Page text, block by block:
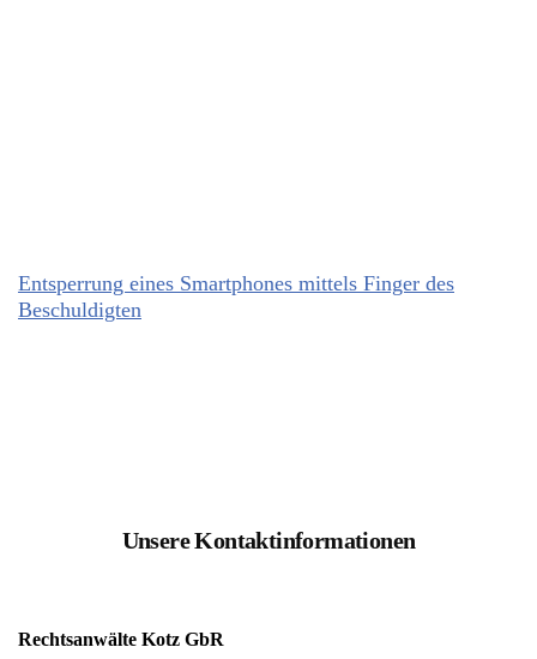
Entsperrung eines Smartphones mittels Finger des
Beschuldigten
Unsere Kontaktinformationen
Rechtsanwälte Kotz GbR